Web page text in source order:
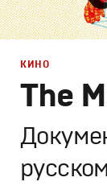
The
КИНО